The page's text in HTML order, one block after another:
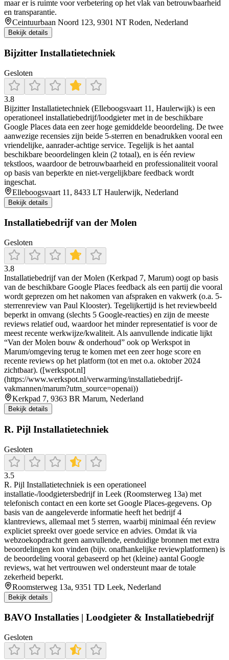
maar er is ruimte voor verbetering op het vlak van betrouwbaarheid
en transparantie.
Ceintuurbaan Noord 123, 9301 NT Roden, Nederland
Bekijk details
Bijzitter Installatietechniek
Gesloten
3.8
Bijzitter Installatietechniek (Elleboogsvaart 11, Haulerwijk) is een
operationeel installatiebedrijf/loodgieter met in de beschikbare
Google Places data een zeer hoge gemiddelde beoordeling. De twee
aanwezige recensies zijn beide 5-sterren en benadrukken vooral een
vriendelijke, aanrader-achtige service. Tegelijk is het aantal
beschikbare beoordelingen klein (2 totaal), en is één review
tekstloos, waardoor de betrouwbaarheid en professionaliteit vooral
op basis van beperkte en niet-vergelijkbare feedback wordt
ingeschat.
Elleboogsvaart 11, 8433 LT Haulerwijk, Nederland
Bekijk details
Installatiebedrijf van der Molen
Gesloten
3.8
Installatiebedrijf van der Molen (Kerkpad 7, Marum) oogt op basis
van de beschikbare Google Places feedback als een partij die vooral
wordt geprezen om het nakomen van afspraken en vakwerk (o.a. 5-
sterrenreview van Paul Klooster). Tegelijkertijd is het reviewbeeld
beperkt in omvang (slechts 5 Google-reacties) en zijn de meeste
reviews relatief oud, waardoor het minder representatief is voor de
meest recente werkwijze/kwaliteit. Als aanvullende indicatie lijkt
“Van der Molen bouw & onderhoud” ook op Werkspot in
Marum/omgeving terug te komen met een zeer hoge score en
recente reviews op het platform (tot en met o.a. oktober 2024
zichtbaar). ([werkspot.nl]
(https://www.werkspot.nl/verwarming/installatiebedrijf-
vakmannen/marum?utm_source=openai))
Kerkpad 7, 9363 BR Marum, Nederland
Bekijk details
R. Pijl Installatietechniek
Gesloten
3.5
R. Pijl Installatietechniek is een operationeel
installatie-/loodgietersbedrijf in Leek (Roomsterweg 13a) met
telefonisch contact en een korte set Google Places-gegevens. Op
basis van de aangeleverde informatie heeft het bedrijf 4
klantreviews, allemaal met 5 sterren, waarbij minimaal één review
expliciet spreekt over goede service en advies. Omdat ik via
webzoekopdracht geen aanvullende, eenduidige bronnen met extra
beoordelingen kon vinden (bijv. onafhankelijke reviewplatformen) is
de beoordeling vooral gebaseerd op het (kleine) aantal Google
reviews, wat het vertrouwen wel ondersteunt maar de totale
zekerheid beperkt.
Roomsterweg 13a, 9351 TD Leek, Nederland
Bekijk details
BAVO Installaties | Loodgieter & Installatiebedrijf
Gesloten